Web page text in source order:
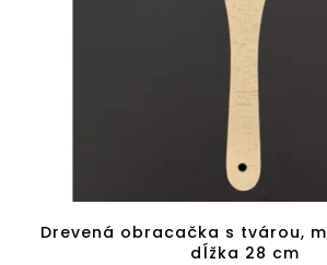
Drevená obracačka s tvárou,
dĺžka 28 cm